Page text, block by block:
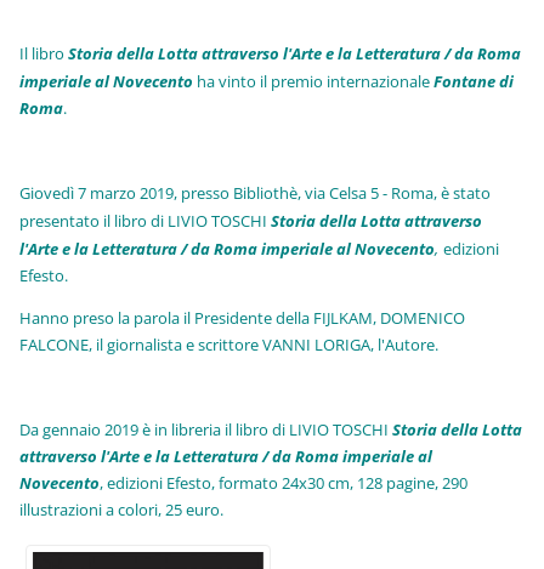
Il libroStoria della Lotta attraverso l'Arte e la Letteratura / da Roma
imperiale al Novecento ha vinto il premio internazionaleFontane di
Roma.
Giovedì 7 marzo 2019, presso Bibliothè, via Celsa 5 - Roma, è stato
presentato il libro di LIVIO TOSCHIStoria della Lotta attraverso
l'Arte e la Letteratura / da Roma imperiale al Novecento, edizioni
Efesto.
Hanno preso la parola il Presidente della FIJLKAM, DOMENICO
FALCONE, il giornalista e scrittore VANNI LORIGA, l'Autore.
Da gennaio 2019 è in libreria il libro di LIVIO TOSCHIStoria della Lotta
attraverso l'Arte e la Letteratura / da Roma imperiale al
Novecento, edizioni Efesto, formato 24x30 cm, 128 pagine, 290
illustrazioni a colori, 25 euro.